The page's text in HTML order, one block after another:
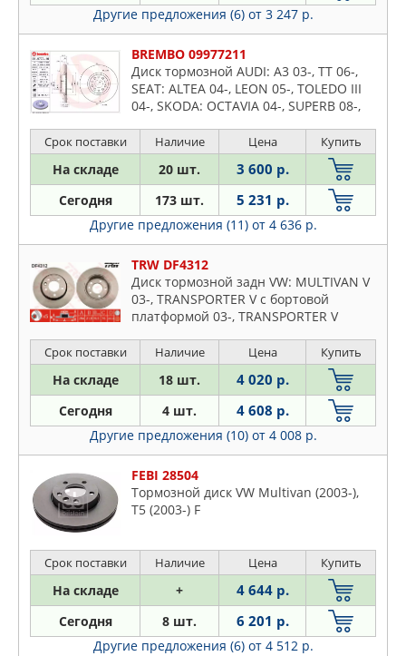
Другие предложения (6) от 3 247 р.
BREMBO 09977211
Диск тормозной AUDI: A3 03-, TT 06-,
SEAT: ALTEA 04-, LEON 05-, TOLEDO III
04-, SKODA: OCTAVIA 04-, SUPERB 08-,
04-, EOS
Срок поставки Наличие Цена Купить
На складе 20 шт. 3 600 р.
Сегодня 173 шт. 5 231 р.
Другие предложения (11) от 4 636 р.
TRW DF4312
Диск тормозной задн VW: MULTIVAN V
03-, TRANSPORTER V c бортовой
платформой 03-, TRANSPORTER V
Срок поставки Наличие Цена Купить
На складе 18 шт. 4 020 р.
Сегодня 4 шт. 4 608 р.
Другие предложения (10) от 4 008 р.
FEBI 28504
Тормозной диск VW Multivan (2003-),
T5 (2003-) F
Срок поставки Наличие Цена Купить
На складе + 4 644 р.
Сегодня 8 шт. 6 201 р.
Другие предложения (6) от 4 512 р.